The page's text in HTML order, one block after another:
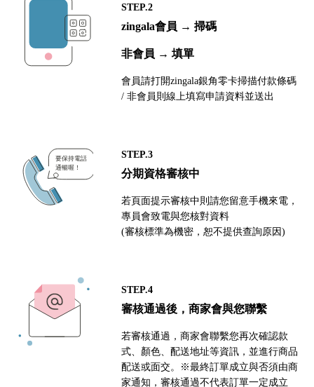
STEP.2
zingala會員 → 掃碼
非會員 → 填單
會員請打開zingala銀角零卡掃描付款條碼
/ 非會員則線上填寫申請資料並送出
STEP.3
分期資格審核中
若頁面提示審核中則請您留意手機來電，
專員會致電與您核對資料
(審核標準為機密，恕不提供查詢原因)
STEP.4
審核通過後，商家會與您聯繫
若審核通過，商家會聯繫您再次確認款
式、顏色、配送地址等資訊，並進行商品
配送或面交。※最終訂單成立與否須由商
家通知，審核通過不代表訂單一定成立